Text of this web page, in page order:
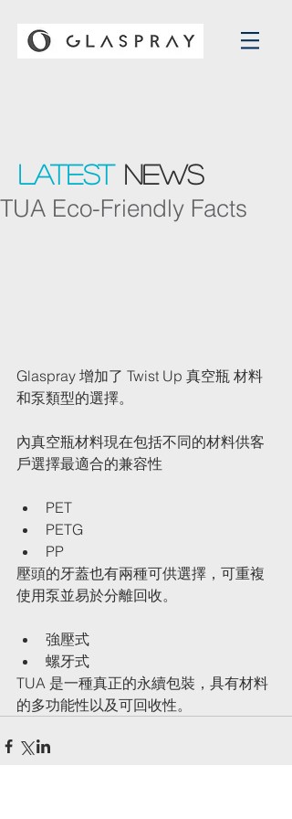
Latest NEWS
TUA Eco-Friendly Facts
Glaspray 增加了 Twist Up 真空瓶 材料
和泵類型的選擇。
內真空瓶材料現在包括不同的材料供客
戶選擇最適合的兼容性
PET
PETG
PP
壓頭的牙蓋也有兩種可供選擇，可重複
使用泵並易於分離回收。
強壓式
螺牙式
TUA 是一種真正的永續包裝，具有材料
的多功能性以及可回收性。